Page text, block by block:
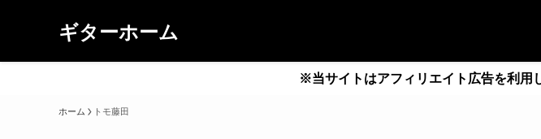
ギターホーム
※当サイトはアフィリエイト広告を利用
ホーム トモ藤田